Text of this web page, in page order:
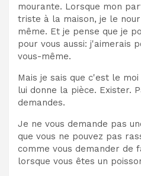
mourante. Lorsque mon
triste à la maison, je le
même. Et je pense que je
pour vous aussi: j'aimerais
vous-même.
Mais je sais que c'est le
lui donne la pièce. Exister.
demandes.
Je ne vous demande pas
que vous ne pouvez pas
comme vous demander de
lorsque vous êtes un